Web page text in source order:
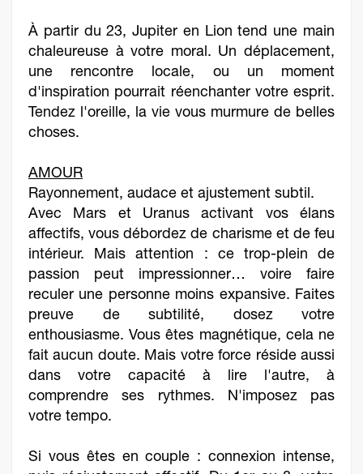
À partir du 23, Jupiter en Lion tend une main
chaleureuse à votre moral. Un déplacement,
une rencontre locale, ou un moment
d'inspiration pourrait réenchanter votre esprit.
Tendez l'oreille, la vie vous murmure de belles
choses.
AMOUR
Rayonnement, audace et ajustement subtil.
Avec Mars et Uranus activant vos élans
affectifs, vous débordez de charisme et de feu
intérieur. Mais attention : ce trop-plein de
passion peut impressionner… voire faire
reculer une personne moins expansive. Faites
preuve de subtilité, dosez votre
enthousiasme. Vous êtes magnétique, cela ne
fait aucun doute. Mais votre force réside aussi
dans votre capacité à lire l'autre, à
comprendre ses rythmes. N'imposez pas
votre tempo.
Si vous êtes en couple : connexion intense,